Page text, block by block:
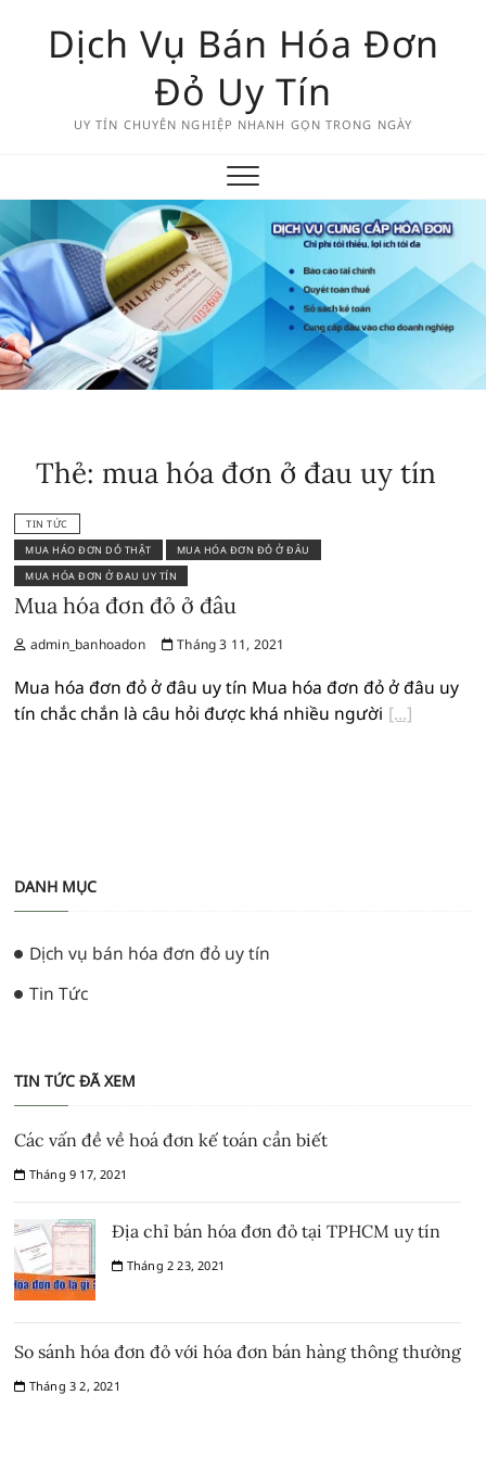
Dịch Vụ Bán Hóa Đơn
Đỏ Uy Tín
UY TÍN CHUYÊN NGHIỆP NHANH GỌN TRONG NGÀY
Thẻ: mua hóa đơn ở đau uy tín
TIN TỨC
MUA HÁO ĐƠN DỎ THẬT
MUA HÓA ĐƠN ĐỎ Ở ĐÂU
MUA HÓA ĐƠN Ở ĐAU UY TÍN
Mua hóa đơn đỏ ở đâu
admin_banhoadon Tháng 3 11, 2021
Mua hóa đơn đỏ ở đâu uy tín Mua hóa đơn đỏ ở đâu uy
tín chắc chắn là câu hỏi được khá nhiều người
DANH MỤC
Dịch vụ bán hóa đơn đỏ uy tín
Tin Tức
TIN TỨC ĐÃ XEM
Các vấn đề về hoá đơn kế toán cần biết
Tháng 9 17, 2021
Địa chỉ bán hóa đơn đỏ tại TPHCM uy tín
Tháng 2 23, 2021
So sánh hóa đơn đỏ với hóa đơn bán hàng thông thường
Tháng 3 2, 2021